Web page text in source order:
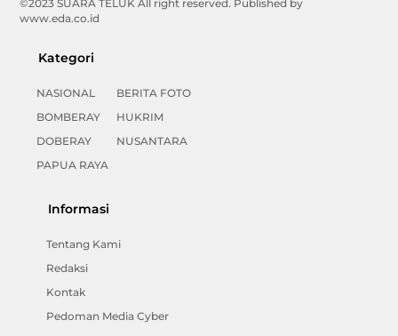
©2023 SUARA TELUK All right reserved. Published by
www.eda.co.id
Kategori
NASIONAL
BOMBERAY
DOBERAY
PAPUA RAYA
BERITA FOTO
HUKRIM
NUSANTARA
Informasi
Tentang Kami
Redaksi
Kontak
Pedoman Media Cyber